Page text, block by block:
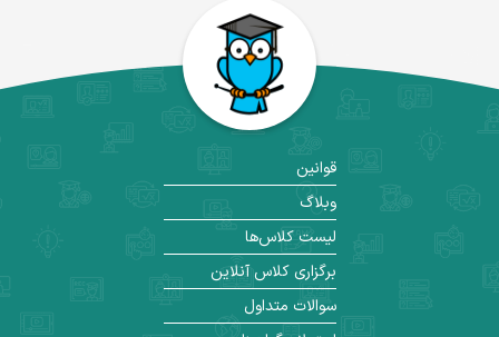
قوانین
وبلاگ
لیست کلاس‌ها
برگزاری کلاس آنلاین
سوالات متداول